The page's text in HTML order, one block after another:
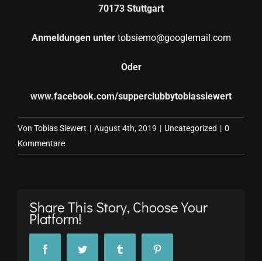
70173 Stuttgart
Anmeldungen unter tobsiemo@googlemail.com
Oder
www.facebook.com/supperclubbytobiassiewert
Von Tobias Siewert | August 4th, 2019 | Uncategorized | 0
Kommentare
Share This Story, Choose Your
Platform!
FacebookTwitter